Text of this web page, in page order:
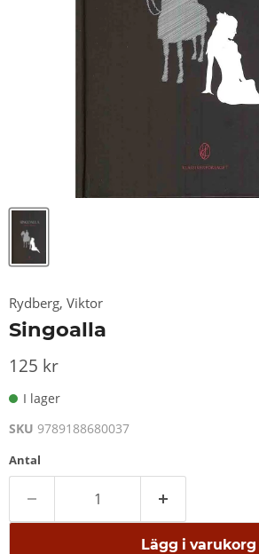
Rydberg, Viktor
Singoalla
125 kr
I lager
SKU 9789188680037
Antal
Lägg i varukorg